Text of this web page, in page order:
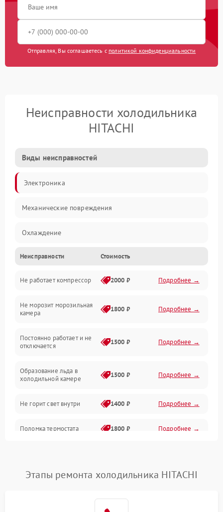
Отправляя, Вы соглашаетесь с политикой конфиденциальности
Неисправности холодильника
HITACHI
Виды неисправностей
Электроника
Механические повреждения
Охлаждение
Механика
Электропитание
Дренаж
Неисправности Стоимость
Не работает компрессор 2000 ₽ Подробнее →
Не морозит морозильная
камера
1800 ₽ Подробнее →
Постоянно работает и не
отключается
1500 ₽ Подробнее →
Образование льда в
холодильной камере
1500 ₽ Подробнее →
Не горит свет внутри 1400 ₽ Подробнее →
Поломка термостата 1800 ₽ Подробнее →
Поломка системы No Frost 2600 ₽ Подробнее →
Этапы ремонта холодильника HITACHI